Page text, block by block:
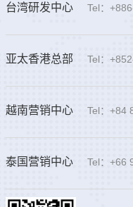
台湾研发中心 Tel：
亚太香港总部 Tel：
越南营销中心 Tel：+84
泰国营销中心 Tel：+66